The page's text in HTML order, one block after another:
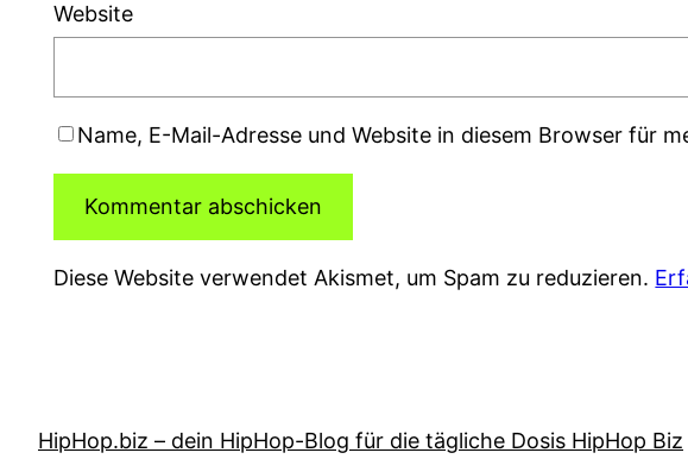
Website
Name, E-Mail-Adresse und Website in diesem Browser für
Diese Website verwendet Akismet, um Spam zu reduzieren.
HipHop.biz – dein HipHop-Blog für die tägliche Dosis HipHop Biz